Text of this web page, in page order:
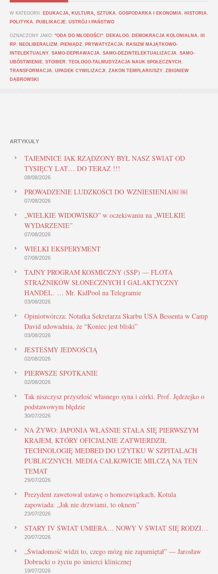
W KATEGORII: EDUKACJA, KULTURA, SZTUKA GOSPODARKA I EKONOMIA HISTORIA
POLITYKA
PUBLIKACJE USTRÓJ I PAŃSTWO
OZNACZONY JAKO: "ODA DO MŁODOŚCI" DEKALOG DEMOKRACJA KOLONIALNA
RP
NEOLIBERALIZM PIENIĄDZ PRYWATYZACJA
RASIZM MAJĄTKOWO-
INTELEKTUALNY SAMO-DEPRAWACJA SAMO-DEZINTELEKTUALIZACJA
SAMO-
UBÓSTWIENIE STOIBER TEOLOGO-TALMUDYZACJA NAUK SPOŁECZNYCH
TRANSFORMACJA
UPADEK CYWILIZACJI ZAKON TEMPLARIUSZY ZBIGNIEW
DĄBROWSKI
ARTYKUŁY
TAJEMNICE JAK RZĄDZONY BYŁ NASZ ŚWIAT OD
TYSIĘCY LAT… DO TERAZ !!!
08/08/2026
PROWADZENIE LUDZKOŚCI DO WZNIESIENIA￼ ￼
07/08/2026
„WIELKIE WIDOWISKO” w oczekiwaniu na „WIELKIE
WYDARZENIE”
07/08/2026
WIELKI EKSPERYMENT
07/08/2026
TAJNY PROGRAM KOSMICZNY (SSP) — FLOTA
STRAŻNIKÓW SŁONECZNYCH I GALAKTYCZNY
HANDEL. … Mr. KidPool na Telegramie
03/08/2026
Opiniotwórcza: Notatka Sekretarza Skarbu USA Bessenta w Camp
David udowadnia, że “Koniec jest bliski”
03/08/2026
JESTEŚMY JEDNOŚCIĄ
02/08/2026
PIERWSZE SPOTKANIE
02/08/2026
Tak niszczysz przyszłość własnego syna i córki. Prof. Jędrzejko o
podstawowym błędzie
30/07/2026
NA ŻYWO: JAPONIA WŁAŚNIE STAŁA SIĘ PIERWSZYM
KRAJEM, KTÓRY OFICJALNIE ZATWIERDZIŁ
TECHNOLOGIĘ MEDBED DO UŻYTKU W SZPITALACH
PUBLICZNYCH. MEDIA CAŁKOWICIE MILCZĄ NA TEN
TEMAT
29/07/2026
Prezydent zawetował ustawę o homozwiązkach. Kotula
zapowiada: „Jak nie drzwiami, to oknem”
23/07/2026
STARY IV ŚWIAT UMIERA… NOWY V ŚWIAT SIĘ RODZI…
20/07/2026
„Świadomość widzi to, czego mózg nie zapamiętał” — Jarosław
Dobrucki o życiu po śmierci klinicznej
19/07/2026